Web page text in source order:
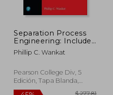
Separation Process
Engineering: Includes
Mass Transfer Analysis
(International Series
Chemical
Engineering
Phillip C. Wankat
Pearson College Div, 5
Edición, Tapa Blanda,
Nuevo